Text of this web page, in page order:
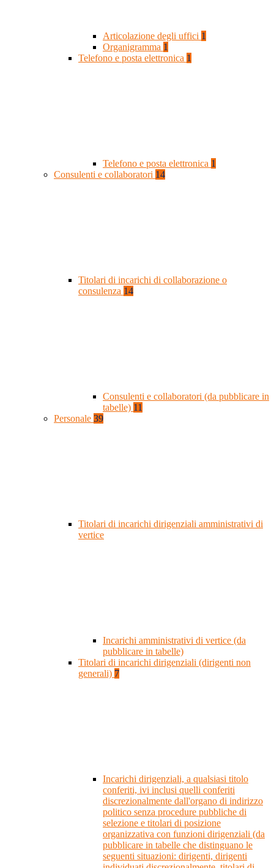
Articolazione degli uffici 1
Organigramma 1
Telefono e posta elettronica 1
Telefono e posta elettronica 1
Consulenti e collaboratori 14
Titolari di incarichi di collaborazione o
consulenza 14
Consulenti e collaboratori (da pubblicare in
tabelle) 11
Personale 39
Titolari di incarichi dirigenziali amministrativi di
vertice
Incarichi amministrativi di vertice (da
pubblicare in tabelle)
Titolari di incarichi dirigenziali (dirigenti non
generali) 7
Incarichi dirigenziali, a qualsiasi titolo
conferiti, ivi inclusi quelli conferiti
discrezionalmente dall'organo di indirizzo
politico senza procedure pubbliche di
selezione e titolari di posizione
organizzativa con funzioni dirigenziali (da
pubblicare in tabelle che distinguano le
seguenti situazioni: dirigenti, dirigenti